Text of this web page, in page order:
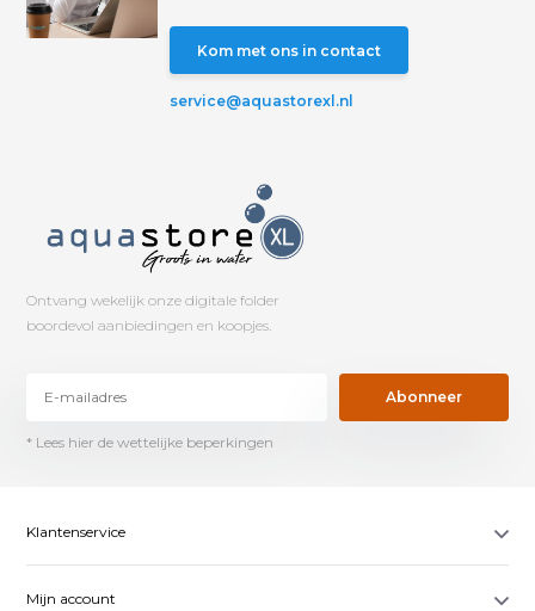
Kom met ons in contact
service@aquastorexl.nl
Ontvang wekelijk onze digitale folder
boordevol aanbiedingen en koopjes.
Abonneer
* Lees hier de wettelijke beperkingen
Klantenservice
Mijn account